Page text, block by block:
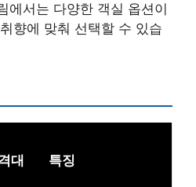
에서는 다양한 객실 옵션이
향에 맞춰 선택할 수 있습
대 특징